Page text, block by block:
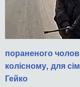
пораненого
колісному, для
Гейко